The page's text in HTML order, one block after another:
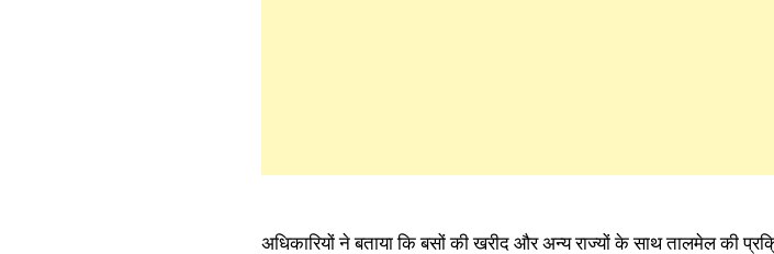
अधिकारियों ने बताया कि बसों की खरीद और अन्य राज्यों के साथ तालमेल की